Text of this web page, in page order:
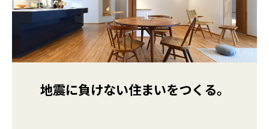
地震に負けない住まいをつくる。